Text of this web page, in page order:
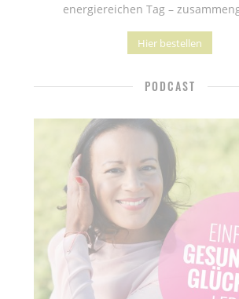
energiereichen Tag –
Hier bestellen
PODCAST